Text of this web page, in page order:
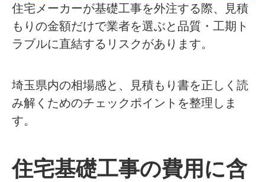
住宅メーカーが基礎工事を外注する際、見積
もりの金額だけで業者を選ぶと品質・工期ト
ラブルに直結するリスクがあります。
埼玉県内の相場感と、見積もり書を正しく読
み解くためのチェックポイントを整理しま
す。
住宅基礎工事の費用に含